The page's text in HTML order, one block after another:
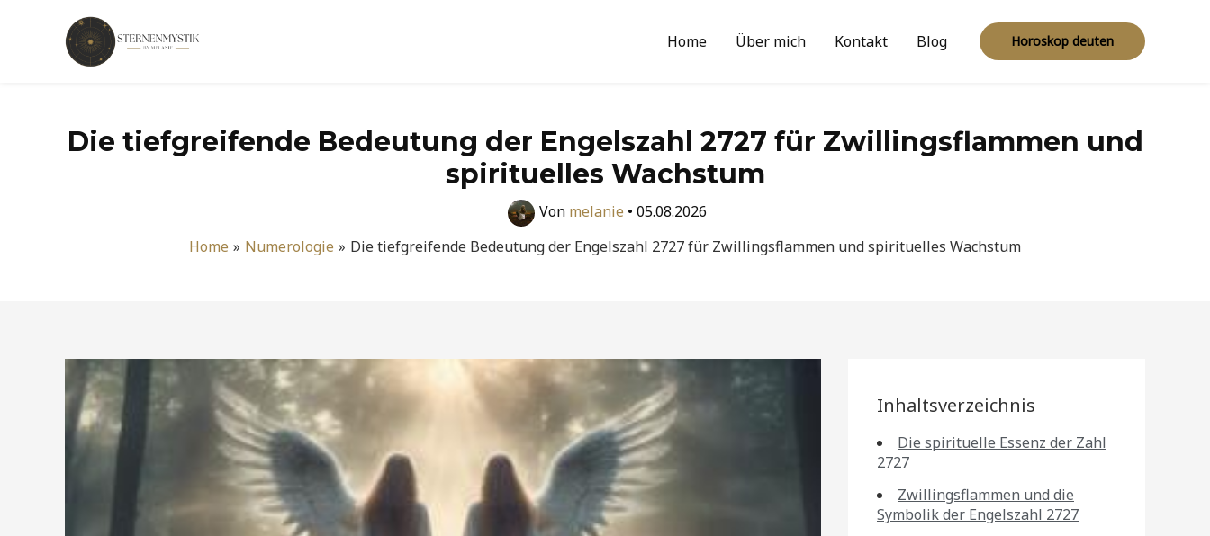
Home Über mich Kontakt Blog Horoskop deuten
Die tiefgreifende Bedeutung der Engelszahl 2727 für Zwillingsflammen und
spirituelles Wachstum
Von melanie • 05.08.2026
Home
Numerologie Die tiefgreifende Bedeutung der Engelszahl 2727 für Zwillingsflammen und spirituelles Wachstum
Inhaltsverzeichnis
Die spirituelle Essenz der Zahl
2727
Zwillingsflammen und die
Symbolik der Engelszahl 2727